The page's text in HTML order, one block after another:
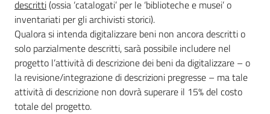
Comunicazione
e
partecipazione
Seguici
descritti(ossia ‘catalogati’ per le ‘biblioteche e musei’ o
inventariati per gli archivisti storici).
Qualora si intenda digitalizzare beni non ancora descritti o
solo parzialmente descritti, sarà possibile includere nel
progetto l’attività di descrizione dei beni da digitalizzare – o
la revisione/integrazione di descrizioni pregresse – ma tale
attività di descrizione non dovrà superare il 15% del costo
totale del progetto.